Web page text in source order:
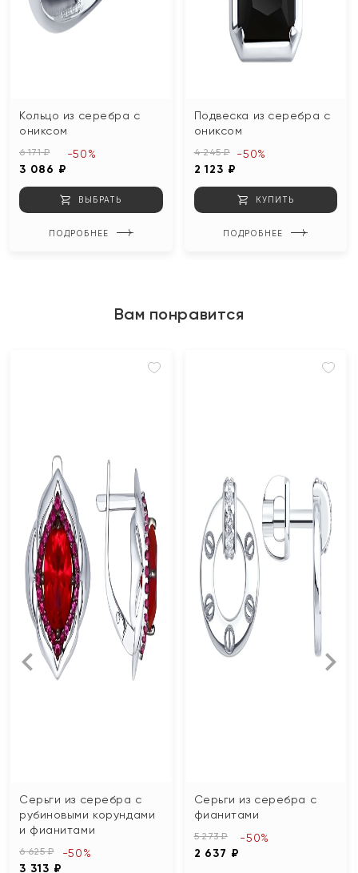
Кольцо из серебра с
ониксом
6 171 ₽
3 086 ₽
-50%
ВЫБРАТЬ
ПОДРОБНЕЕ
Подвеска из серебра с
ониксом
4 245 ₽
2 123 ₽
-50%
КУПИТЬ
ПОДРОБНЕЕ
Вам понравится
Серьги из серебра с
рубиновыми корундами
и фианитами
6 625 ₽
3 313 ₽
-50%
Серьги из серебра с
фианитами
5 273 ₽
2 637 ₽
-50%